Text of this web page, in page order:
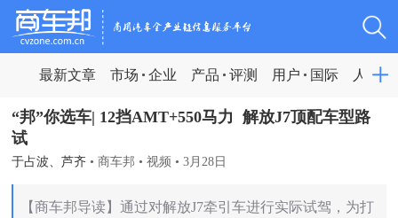
最新文章 市场 企业 产品 评测 用户 国际 人物
“邦”你选车| 12挡AMT+550马力 解放J7顶配车型路
试
于占波、芦齐 • 商车邦 • 视频 • 3月28日
【商车邦导读】通过对解放J7牵引车进行实际试驾，为打